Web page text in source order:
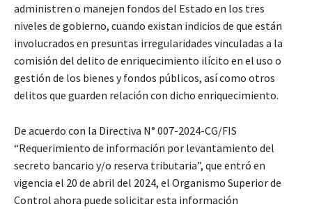
administren o manejen fondos del Estado en los tres
niveles de gobierno, cuando existan indicios de que están
involucrados en presuntas irregularidades vinculadas a la
comisión del delito de enriquecimiento ilícito en el uso o
gestión de los bienes y fondos públicos, así como otros
delitos que guarden relación con dicho enriquecimiento.
De acuerdo con la Directiva N° 007-2024-CG/FIS
“Requerimiento de información por levantamiento del
secreto bancario y/o reserva tributaria”, que entró en
vigencia el 20 de abril del 2024, el Organismo Superior de
Control ahora puede solicitar esta información